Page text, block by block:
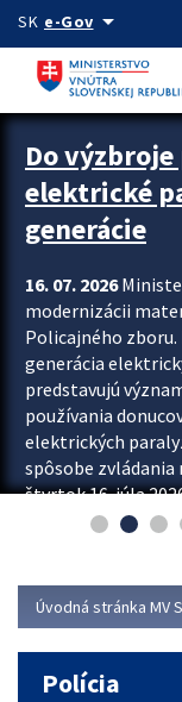
Preskocit na hlavný
SK e-Govarrow_drop_down
Zastavit automatický
Do
elektrické
generácie
16. 07. 2026
modernizácii
Policajného
generácia
predstavujú
používania
elektrických
spôsobe
štvrtok 16. júla
Rastislav
Úvodná stránka MV
Polícia